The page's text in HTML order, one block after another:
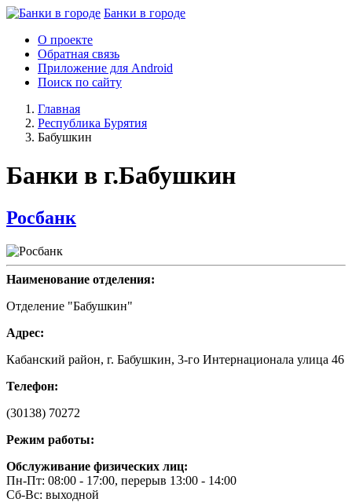
Банки в городе
О проекте
Обратная связь
Приложение для Android
Поиск по сайту
Главная
Республика Бурятия
Бабушкин
Банки в г.Бабушкин
Росбанк
Наименование отделения:
Отделение "Бабушкин"
Адрес:
Кабанский район, г. Бабушкин, 3-го Интернационала улица 46
Телефон:
(30138) 70272
Режим работы:
Обслуживание физических лиц:
Пн-Пт: 08:00 - 17:00, перерыв 13:00 - 14:00
Сб-Вс: выходной